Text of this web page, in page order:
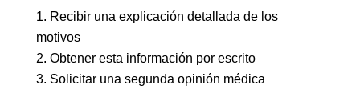
Recibir una explicación detallada de los
motivos
Obtener esta información por escrito
Solicitar una segunda opinión médica